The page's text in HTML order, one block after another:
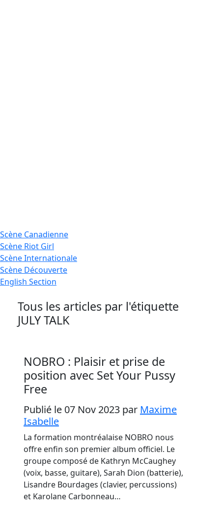
Scène Canadienne
Scène Riot Girl
ScèneInternationale
Scène Découverte
English Section
Tous les articles par l'étiquette
JULY TALK
NOBRO : Plaisir et prise de
position avec Set Your Pussy
Free
Publié le 07 Nov 2023 par Maxime
Isabelle
La formation montréalaise NOBRO nous
offre enfin son premier album officiel. Le
groupe composé de Kathryn McCaughey
(voix, basse, guitare), Sarah Dion (batterie),
Lisandre Bourdages (clavier, percussions)
et Karolane Carbonneau…